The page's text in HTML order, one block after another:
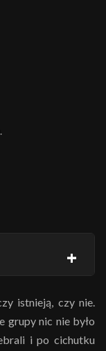
istnieją, czy nie.
grupy nic nie było
i po cichutku